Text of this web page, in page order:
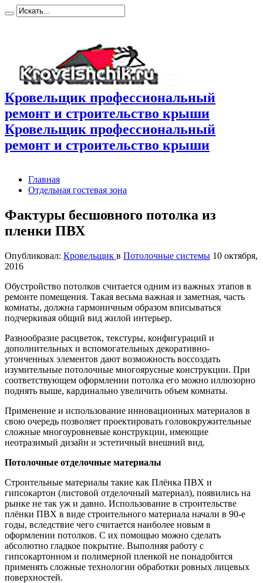
Кровельщик профессиональный
ремонт и строительство крыши
Кровельщик профессиональный
ремонт и строительство крыши
Главная
Отдельная гостевая зона
Фактуры бесшовного потолка из
пленки ПВХ
Опубликовал: Кровельщик в Потолочные системы 10 октября,
2016
Обустройство потолков считается одним из важных этапов в
ремонте помещения. Такая весьма важная и заметная, часть
комнаты, должна гармоничным образом вписываться
подчеркивая общий вид жилой интерьер.
Разнообразие расцветок, текстуры, конфигураций и
дополнительных и вспомогательных декоративно-
утонченных элементов дают возможность воссоздать
изумительные потолочные многоярусные конструкции. При
соответствующем оформлении потолка его можно иллюзорно
поднять выше, кардинально увеличить объем комнаты.
Применение и использование инновационных материалов в
свою очередь позволяет проектировать головокружительные
сложные многоуровневые конструкции, имеющие
неотразимый дизайн и эстетичный внешний вид.
Потолочные отделочные материалы
Строительные материалы такие как Плёнка ПВХ и
гипсокартон (листовой отделочный материал), появились на
рынке не так уж и давно. Использование в строительстве
плёнки ПВХ в виде строительного материала начали в 90-е
годы, вследствие чего считается наиболее новым в
оформлении потолков. С их помощью можно сделать
абсолютно гладкое покрытие. Выполняя работу с
гипсокартонном и полимерной пленкой не понадобится
применять сложные технологии обработки ровных лицевых
поверхностей.